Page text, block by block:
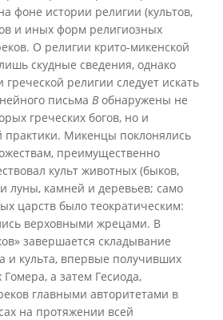
фоне истории религии (культов,
и иных форм религиозных
О религии крито-микенской
скудные сведения, однако
религии следует искать
письма В обнаружены не
греческих богов, но и
практики. Микенцы поклонялись
преимущественно
культ животных (быков,
луны, камней и деревьев; само
царств было теократическим:
верховными жрецами. В
завершается складывание
и культа, впервые получивших
а затем Гесиода,
главными авторитетами в
на протяжении всей